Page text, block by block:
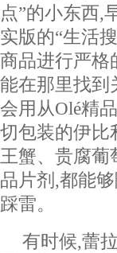
点”的小东西,
实版的“生活
商品进行严格
能在那里找到
会用从Olé精
切包装的伊比
王蟹、贵腐葡
品片剂,都能
踩雷。
有时候,蕾